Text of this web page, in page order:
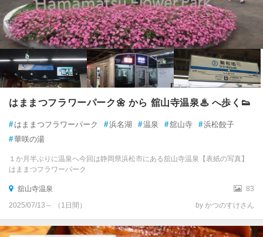
大仁温泉
修善寺温泉
月ヶ瀬・吉奈温泉・船原温泉
伊豆市
蓮台寺温泉
白浜（伊豆）
弓ヶ浜
はままつフラワーパーク🌼 から 舘山寺温泉♨ へ歩く👟
# はままつフラワーパーク #浜名湖 #温泉 #舘山寺 #浜松餃子
#華咲の湯
１か月半ぶりに温泉へ今回は静岡県浜松市にある舘山寺温泉【表紙の写真】
はままつフラワーパーク
舘山寺温泉
83
2025/07/13～ （1日間）
by かつのすけさん